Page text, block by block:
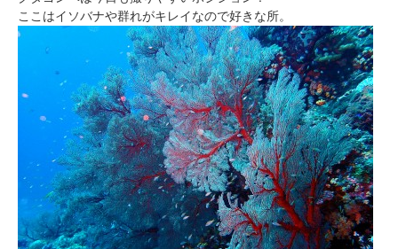
ここはイソバナや群れがキレイなので好きな所。